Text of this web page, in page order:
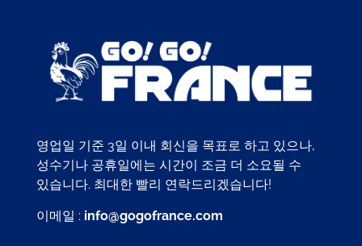
영업일 기준 3일 이내 회신을 목표로 하고 있으나,
성수기나 공휴일에는 시간이 조금 더 소요될 수
있습니다. 최대한 빨리 연락드리겠습니다!
이메일 : info@gogofrance.com